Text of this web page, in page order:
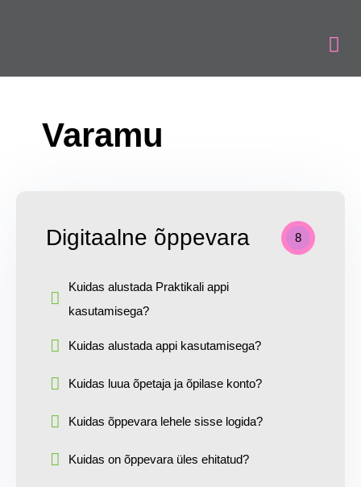
Varamu
Digitaalne õppevara 8
Kuidas alustada Praktikali appi
kasutamisega?
Kuidas alustada appi kasutamisega?
Kuidas luua õpetaja ja õpilase konto?
Kuidas õppevara lehele sisse logida?
Kuidas on õppevara üles ehitatud?